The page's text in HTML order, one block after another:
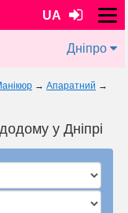
UA
Дніпро
→ Апаратний →
у Дніпрі